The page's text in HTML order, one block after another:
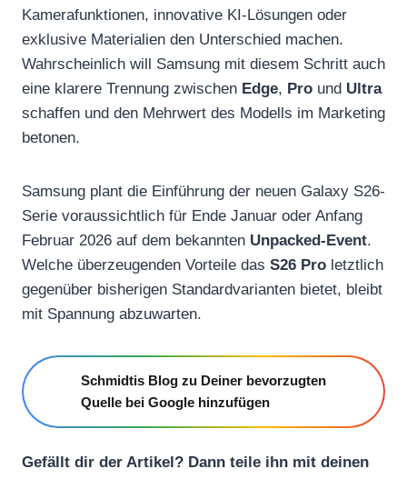
Kamerafunktionen, innovative KI-Lösungen oder
exklusive Materialien den Unterschied machen.
Wahrscheinlich will Samsung mit diesem Schritt auch
eine klarere Trennung zwischen Edge, Pro und Ultra
schaffen und den Mehrwert des Modells im Marketing
betonen.
Samsung plant die Einführung der neuen Galaxy S26-
Serie voraussichtlich für Ende Januar oder Anfang
Februar 2026 auf dem bekannten Unpacked-Event.
Welche überzeugenden Vorteile das S26 Pro letztlich
gegenüber bisherigen Standardvarianten bietet, bleibt
mit Spannung abzuwarten.
Schmidtis Blog zu Deiner bevorzugten
Quelle bei Google hinzufügen
Gefällt dir der Artikel? Dann teile ihn mit deinen